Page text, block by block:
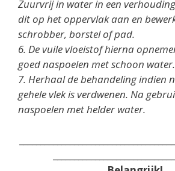
Zuurvrij in water in een
dit op het oppervlak aan en
schrobber, borstel of pad.
6. De vuile vloeistof hierna
goed naspoelen met schoon water.
7. Herhaal de behandeling indien
gehele vlek is verdwenen. Na
naspoelen met helder water.